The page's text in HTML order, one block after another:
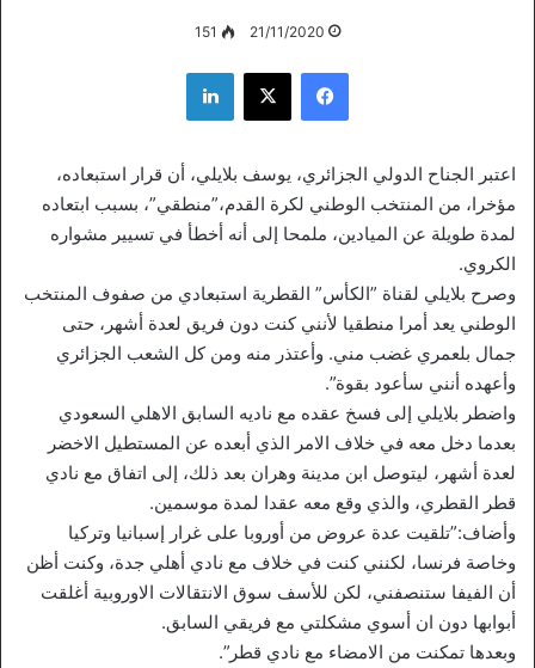
21/11/2020
151
فيسبوك ‫X لينكدإن
اعتبر الجناح الدولي الجزائري، يوسف بلايلي، أن قرار استبعاده،
مؤخرا، من المنتخب الوطني لكرة القدم،”منطقي”، بسبب ابتعاده
لمدة طويلة عن الميادين، ملمحا إلى أنه أخطأ في تسيير مشواره
الكروي.
وصرح بلايلي لقناة ”الكأس” القطرية استبعادي من صفوف المنتخب
الوطني يعد أمرا منطقيا لأنني كنت دون فريق لعدة أشهر، حتى
جمال بلعمري غضب مني. وأعتذر منه ومن كل الشعب الجزائري
وأعهده أنني سأعود بقوة”.
واضطر بلايلي إلى فسخ عقده مع ناديه السابق الاهلي السعودي
بعدما دخل معه في خلاف الامر الذي أبعده عن المستطيل الاخضر
لعدة أشهر، ليتوصل ابن مدينة وهران بعد ذلك، إلى اتفاق مع نادي
قطر القطري، والذي وقع معه عقدا لمدة موسمين.
وأضاف:”تلقيت عدة عروض من أوروبا على غرار إسبانيا وتركيا
وخاصة فرنسا، لكنني كنت في خلاف مع نادي أهلي جدة، وكنت أظن
أن الفيفا ستنصفني، لكن للأسف سوق الانتقالات الاوروبية أغلقت
أبوابها دون ان أسوي مشكلتي مع فريقي السابق.
وبعدها تمكنت من الامضاء مع نادي قطر”.